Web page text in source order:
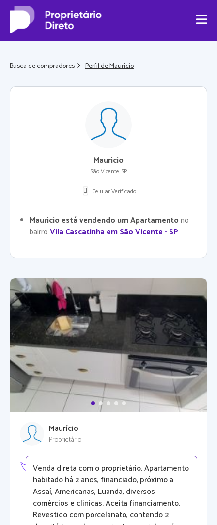
Busca de compradores Perfil de Maurício
Maurício
São Vicente, SP
Celular Verificado
Maurício está vendendo um Apartamentono
bairroVila Cascatinha em São Vicente - SP
Maurício
Proprietário
Venda direta com o proprietário. Apartamento
habitado há 2 anos, financiado, próximo a
Assaí, Americanas, Luanda, diversos
comércios e clínicas. Aceita financiamento.
Revestido com porcelanato, contendo 2